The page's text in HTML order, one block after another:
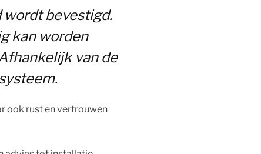
bevestigd.
kan worden
van de
ook rust en vertrouwen